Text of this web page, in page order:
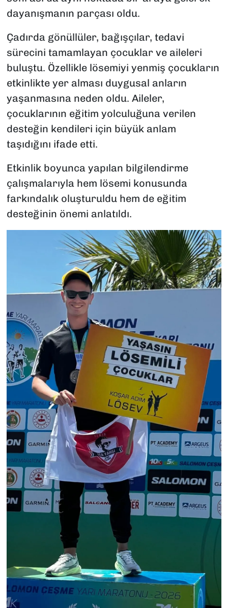
dayanışmanın parçası oldu.
Çadırda gönüllüler, bağışçılar, tedavi
sürecini tamamlayan çocuklar ve aileleri
buluştu. Özellikle lösemiyi yenmiş çocukların
etkinlikte yer alması duygusal anların
yaşanmasına neden oldu. Aileler,
çocuklarının eğitim yolculuğuna verilen
desteğin kendileri için büyük anlam
taşıdığını ifade etti.
Etkinlik boyunca yapılan bilgilendirme
çalışmalarıyla hem lösemi konusunda
farkındalık oluşturuldu hem de eğitim
desteğinin önemi anlatıldı.